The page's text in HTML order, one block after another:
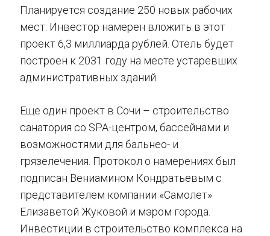
Планируется создание 250 новых рабочих
мест. Инвестор намерен вложить в этот
проект 6,3 миллиарда рублей. Отель будет
построен к 2031 году на месте устаревших
административных зданий.
Еще один проект в Сочи – строительство
санатория со SPA-центром, бассейнами и
возможностями для бальнео- и
грязелечения. Протокол о намерениях был
подписан Вениамином Кондратьевым с
представителем компании «Самолет»
Елизаветой Жуковой и мэром города.
Инвестиции в строительство комплекса на